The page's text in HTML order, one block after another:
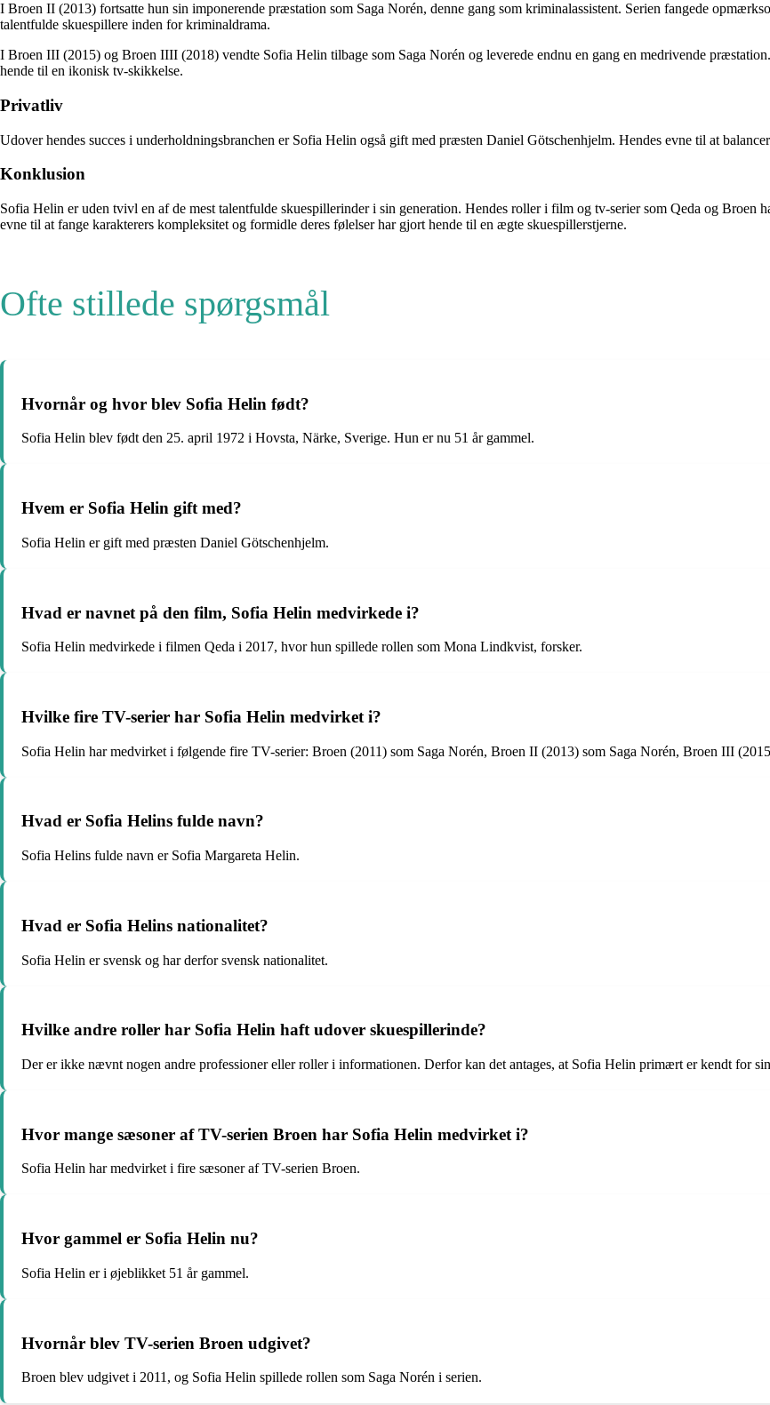
I Broen II (2013) fortsatte hun sin imponerende præstation som Saga Norén, denne gang som kriminalassistent. Serien fangede
talentfulde skuespillere inden for kriminaldrama.
I Broen III (2015) og Broen IIII (2018) vendte Sofia Helin tilbage som Saga Norén og leverede endnu en gang en medrivende
hende til en ikonisk tv-skikkelse.
Privatliv
Udover hendes succes i underholdningsbranchen er Sofia Helin også gift med præsten Daniel Götschenhjelm. Hendes evne til at
Konklusion
Sofia Helin er uden tvivl en af de mest talentfulde skuespillerinder i sin generation. Hendes roller i film og tv-serier som Qeda og Broen
evne til at fange karakterers kompleksitet og formidle deres følelser har gjort hende til en ægte skuespillerstjerne.
Ofte stillede spørgsmål
Hvornår og hvor blev Sofia Helin født?
Sofia Helin blev født den 25. april 1972 i Hovsta, Närke, Sverige. Hun er nu 51 år gammel.
Hvem er Sofia Helin gift med?
Sofia Helin er gift med præsten Daniel Götschenhjelm.
Hvad er navnet på den film, Sofia Helin medvirkede i?
Sofia Helin medvirkede i filmen Qeda i 2017, hvor hun spillede rollen som Mona Lindkvist, forsker.
Hvilke fire TV-serier har Sofia Helin medvirket i?
Sofia Helin har medvirket i følgende fire TV-serier: Broen (2011) som Saga Norén, Broen II (2013) som Saga Norén, Broen III
Hvad er Sofia Helins fulde navn?
Sofia Helins fulde navn er Sofia Margareta Helin.
Hvad er Sofia Helins nationalitet?
Sofia Helin er svensk og har derfor svensk nationalitet.
Hvilke andre roller har Sofia Helin haft udover skuespillerinde?
Der er ikke nævnt nogen andre professioner eller roller i informationen. Derfor kan det antages, at Sofia Helin primært er kendt for
Hvor mange sæsoner af TV-serien Broen har Sofia Helin medvirket i?
Sofia Helin har medvirket i fire sæsoner af TV-serien Broen.
Hvor gammel er Sofia Helin nu?
Sofia Helin er i øjeblikket 51 år gammel.
Hvornår blev TV-serien Broen udgivet?
Broen blev udgivet i 2011, og Sofia Helin spillede rollen som Saga Norén i serien.